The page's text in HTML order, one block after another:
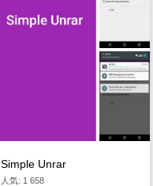
Simple Unrar
人気: 1 658